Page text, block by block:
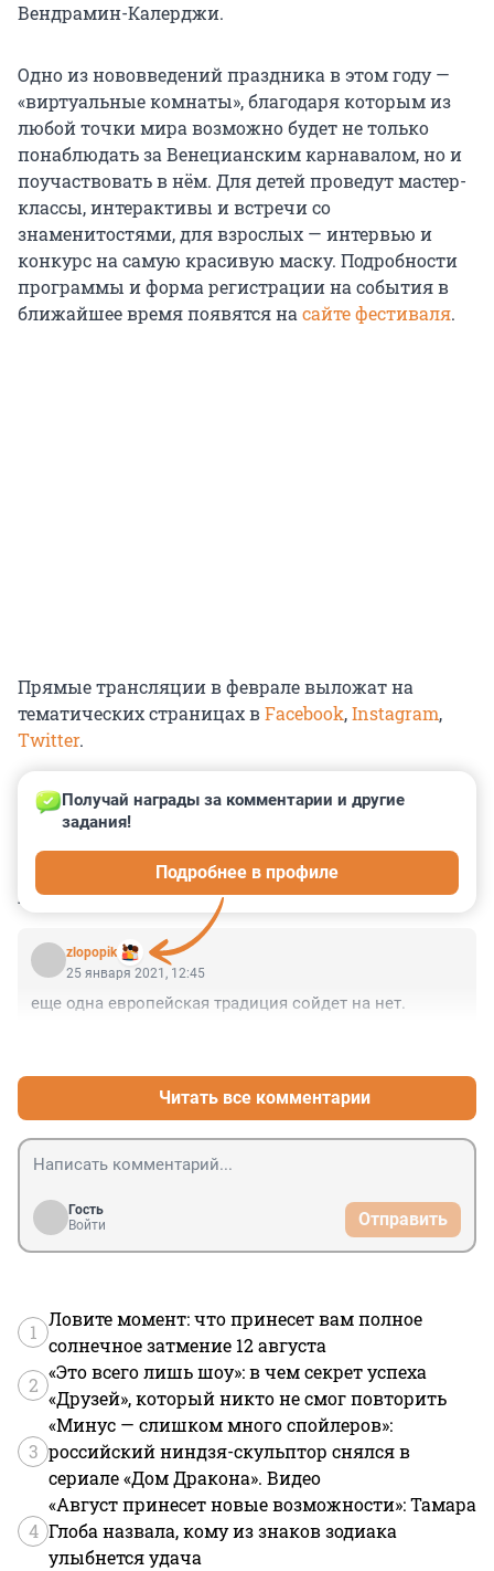
Вендрамин-Калерджи.
Одно из нововведений праздника в этом году —
«виртуальные комнаты», благодаря которым из
любой точки мира возможно будет не только
понаблюдать за Венецианским карнавалом, но и
поучаствовать в нём. Для детей проведут мастер-
классы, интерактивы и встречи со
знаменитостями, для взрослых — интервью и
конкурс на самую красивую маску. Подробности
программы и форма регистрации на события в
ближайшее время появятся на сайте фестиваля.
Прямые трансляции в феврале выложат на
тематических страницах вFacebook,Instagram,
Twitter.
КОММЕНТАРИИ 1
zlopopik
Получай награды за комментарии и другие
задания!
Подробнее в профиле
25 января 2021, 12:45
еще одна европейская традиция сойдет на нет.
Читать все комментарии
Гость
Войти
Отправить
1
Ловите момент: что принесет вам полное
солнечное затмение 12 августа
2
«Это всего лишь шоу»: в чем секрет успеха
«Друзей», который никто не смог повторить
3
«Минус — слишком много спойлеров»:
российский ниндзя-скульптор снялся в
сериале «Дом Дракона». Видео
4
«Август принесет новые возможности»: Тамара
Глоба назвала, кому из знаков зодиака
улыбнется удача